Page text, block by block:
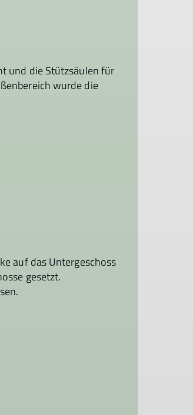
und die Stützsäulen für
wurde die
auf das Untergeschoss
gesetzt.